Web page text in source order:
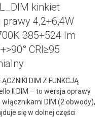
kinkiet
4,2+6,4W
385+524 lm
CRI≥95
DIM Z FUNKCJĄ
II DIM – to wersja oprawy
DIM (2 obwody),
się w dolnej części